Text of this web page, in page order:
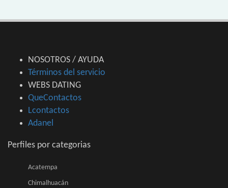
NOSOTROS / AYUDA
Términos del servicio
WEBS DATING
QueContactos
Lcontactos
Adanel
Perfiles por categorias
Acatempa
Chimalhuacán